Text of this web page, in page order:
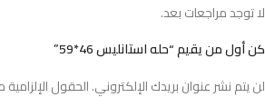
لا توجد مراجعات بعد.
كن أول من يقيم “حله استانليس 46*59”
لن يتم نشر عنوان بريدك الإلكتروني.الحقول الإلزامية